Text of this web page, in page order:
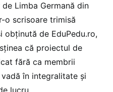
Limba Germană din
o scrisoare trimisă
obținută de EduPedu.ro,
că proiectul de
fără ca membrii
în integralitate și
lucru.